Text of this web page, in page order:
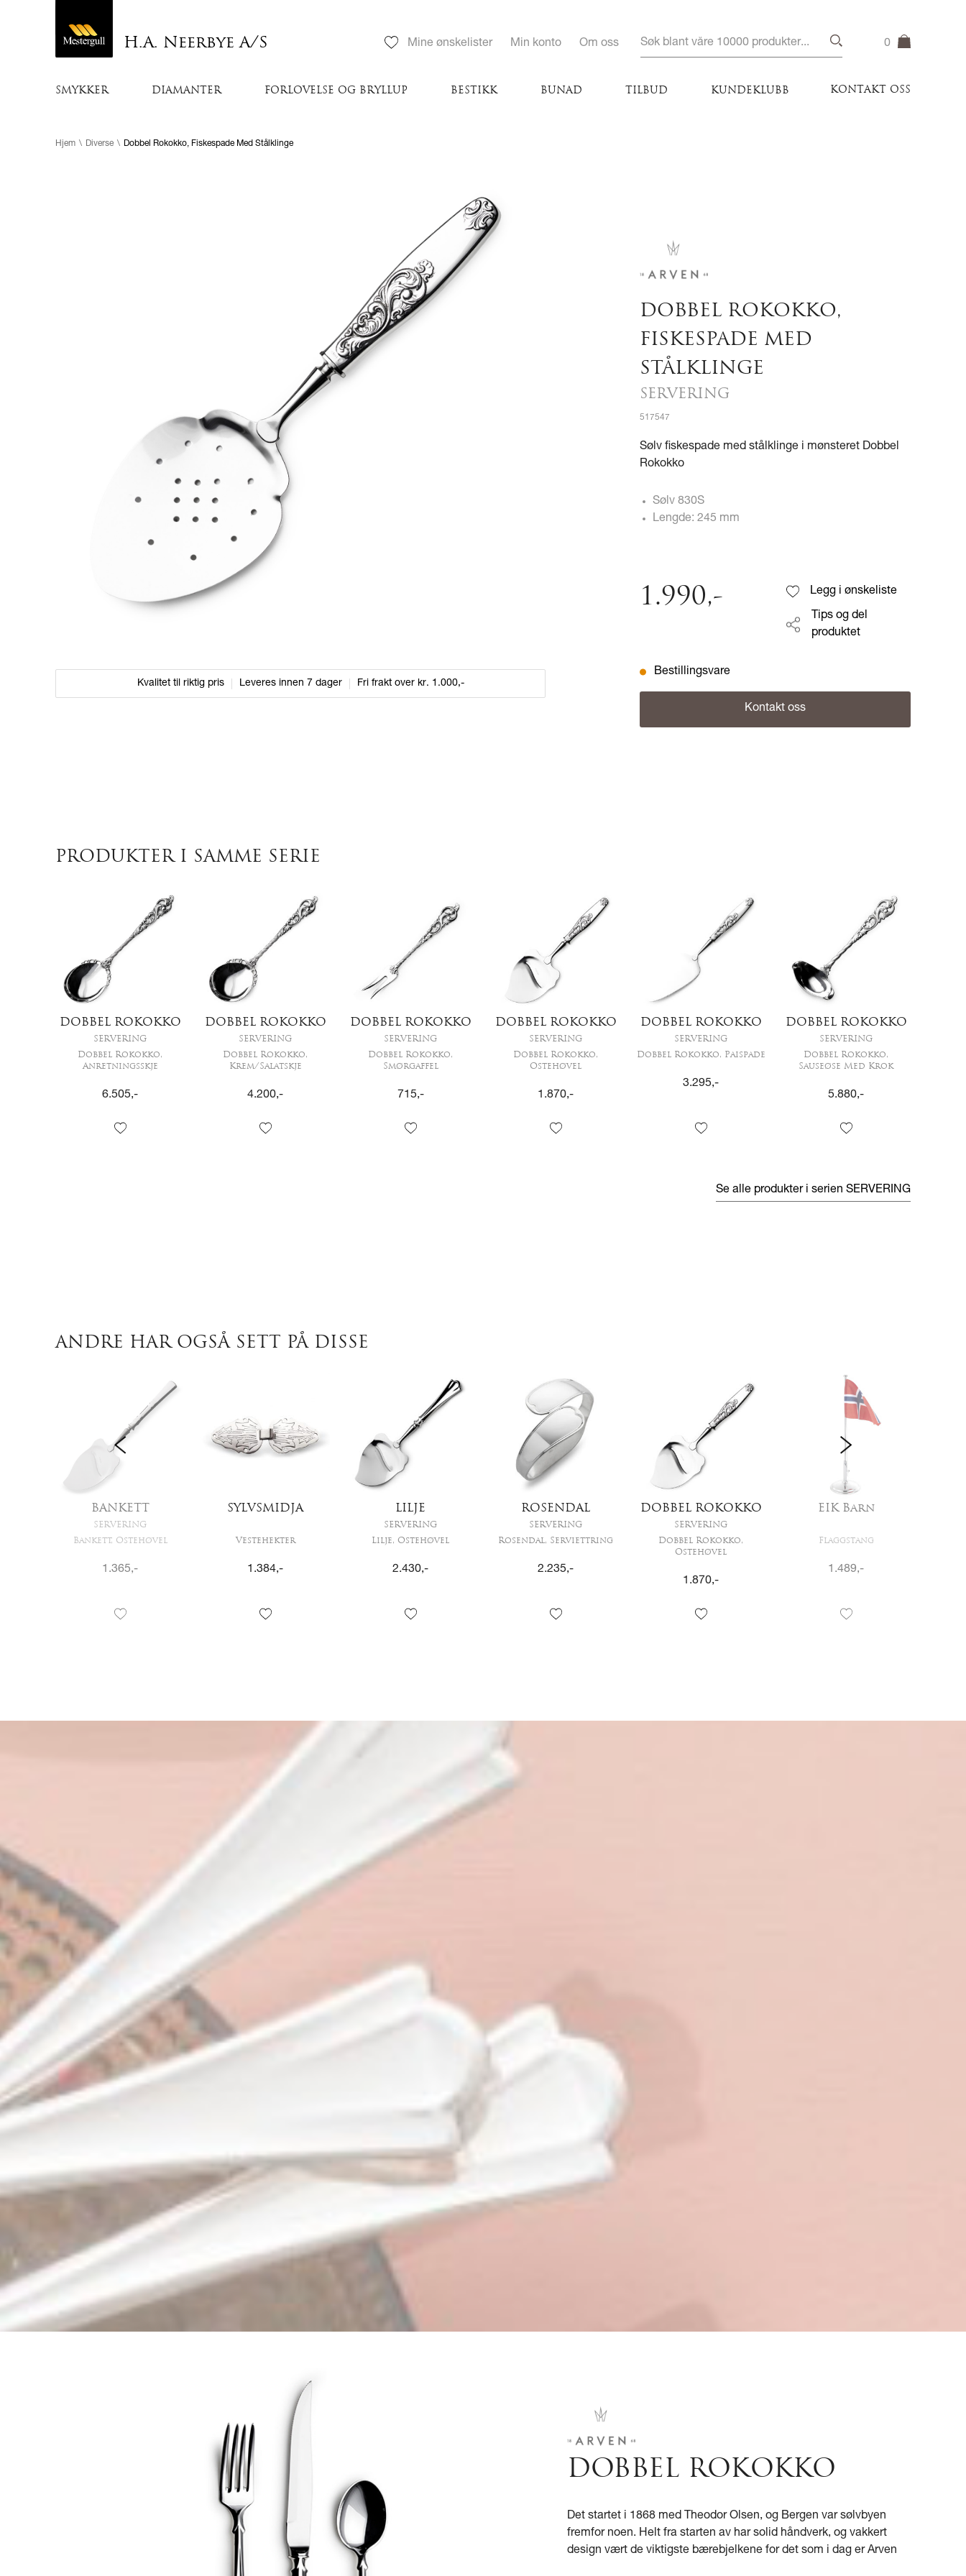
H.A. Neerbye A/S Mine ønskelister Min konto Om oss 0
SMYKKER DIAMANTER FORLOVELSE OG BRYLLUP BESTIKK BUNAD TILBUD KUNDEKLUBB KONTAKT OSS
Hjem \ Diverse \ Dobbel Rokokko, Fiskespade Med Stålklinge
Kvalitet til riktig pris Leveres innen 7 dager Fri frakt over kr. 1.000,-
DOBBEL ROKOKKO,
FISKESPADE MED
STÅLKLINGE
SERVERING
517547
Sølv fiskespade med stålklinge i mønsteret Dobbel
Rokokko
Sølv 830S
Lengde: 245 mm
1.990,- Legg i ønskeliste
Tips og del
produktet
Bestillingsvare
Kontakt oss
PRODUKTER I SAMME SERIE
DOBBEL ROKOKKO
SERVERING
Dobbel Rokokko,
Anretningsskje
6.505,-
DOBBEL ROKOKKO
SERVERING
Dobbel Rokokko,
Krem/Salatskje
4.200,-
DOBBEL ROKOKKO
SERVERING
Dobbel Rokokko,
Smørgaffel
715,-
DOBBEL ROKOKKO
SERVERING
Dobbel Rokokko,
Ostehøvel
1.870,-
DOBBEL ROKOKKO
SERVERING
Dobbel Rokokko, Paispade
3.295,-
DOBBEL ROKOKKO
SERVERING
Dobbel Rokokko,
Sauseøse Med Krok
5.880,-
Se alle produkter i serien SERVERING
ANDRE HAR OGSÅ SETT PÅ DISSE
BANKETT
SERVERING
Bankett, Ostehøvel
1.365,-
SYLVSMIDJA
Vestehekter
1.384,-
LILJE
SERVERING
Lilje, Ostehøvel
2.430,-
ROSENDAL
SERVERING
Rosendal, Serviettring
2.235,-
DOBBEL ROKOKKO
SERVERING
Dobbel Rokokko,
Ostehøvel
1.870,-
EIK Barn
Flaggstang
1.489,-
DOBBEL ROKOKKO
Det startet i 1868 med Theodor Olsen, og Bergen var sølvbyen
fremfor noen. Helt fra starten av har solid håndverk, og vakkert
design vært de viktigste bærebjelkene for det som i dag er Arven